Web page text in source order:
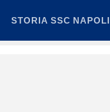
STORIA SSC NAPOLI